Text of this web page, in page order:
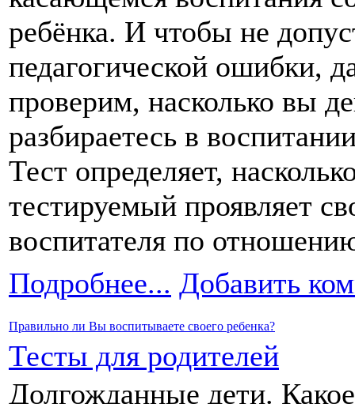
ребёнка. И чтобы не
педагогической ошибки,
проверим, насколько вы
разбираетесь в
Тест определяет,
тестируемый проявляет
воспитателя по
Подробнее... Добавить
Правильно ли Вы воспитываете своего ребенка?
Тесты для родителей
Долгожданные дети.